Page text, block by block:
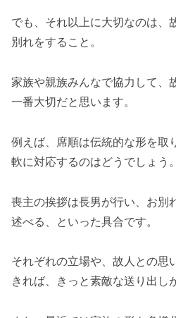
でも、それ以上に大切なのは、
別れをすること。
家族や親族みんなで協力して、
一番大切だと思います。
例えば、席順は伝統的な形を取
軟に対応するのはどうでしょう。
喪主の挨拶は長男が行い、お別
述べる、といった具合です。
それぞれの立場や、故人との思
きれば、きっと素敵な送り出し